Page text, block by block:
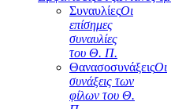
ΣυναυλίεςΟι
επίσημες
συναυλίες
του Θ. Π.
ΘανασοσυνάξειςΟι
συνάξεις των
φίλων του Θ.